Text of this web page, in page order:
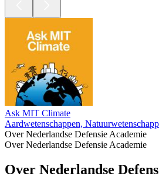
Ask MIT Climate
Aardwetenschappen,
Over Nederlandse Defensie Academie
Over Nederlandse Defensie Academie
Over Nederlandse